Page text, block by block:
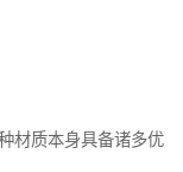
材质本身具备诸多优